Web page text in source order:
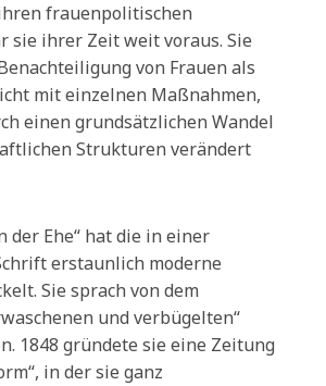
frauenpolitischen
sie ihrer Zeit weit voraus. Sie
von Frauen als
mit einzelnen Maßnahmen,
einen grundsätzlichen Wandel
Strukturen verändert
der Ehe“ hat die in einer
erstaunlich moderne
Sie sprach von dem
und verbügelten“
1848 gründete sie eine Zeitung
in der sie ganz